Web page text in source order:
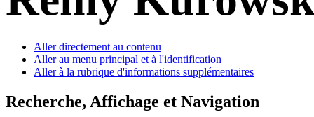
Aller directement au contenu
Aller au menu principal et à l'identification
Aller à la rubrique d'informations supplémentaires
Recherche, Affichage et Navigation